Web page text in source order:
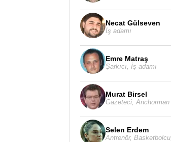
Necat Gülseven
İş adamı
Emre Matraş
Şarkıcı İş adamı
Murat Birsel
Gazeteci, Anchorman
Selen Erdem
Antrenör, Basketbolcu,